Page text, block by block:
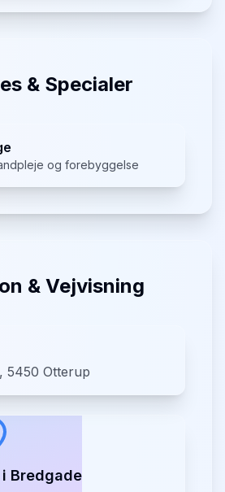
& Specialer
og forebyggelse
& Vejvisning
5450 Otterup
Bredgade